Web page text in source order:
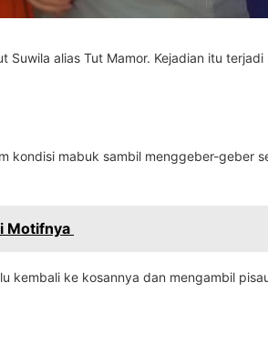
alias Tut Mamor. Kejadian itu
kondisi mabuk sambil menggeber-geber
Motifnya
ke kosannya dan mengambil